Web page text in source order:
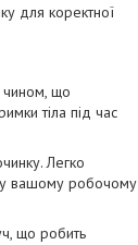
для коректної
чином, що
тіла під час
Легко
у вашому робочому
що робить